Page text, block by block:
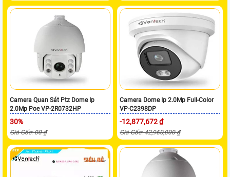
Camera Quan Sát Ptz Dome Ip
2.0Mp Poe VP-2R0732HP
30%
Giá Gốc: 00 ₫
Camera Dome Ip 2.0Mp Full-Color
VP-C2398DP
-12,877,672 ₫
Giá Gốc: 42,960,000 ₫